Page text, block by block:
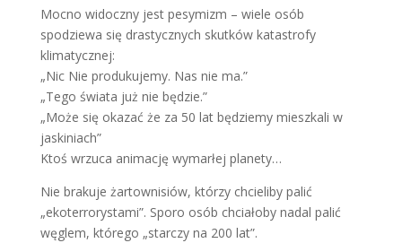
Mocno widoczny jest pesymizm – wiele osób
spodziewa się drastycznych skutków katastrofy
klimatycznej:
„Nic Nie produkujemy. Nas nie ma.”
„Tego świata już nie będzie.”
„Może się okazać że za 50 lat będziemy mieszkali w
jaskiniach”
Ktoś wrzuca animację wymarłej planety…
Nie brakuje żartownisiów, którzy chcieliby palić
„ekoterrorystami”. Sporo osób chciałoby nadal palić
węglem, którego „starczy na 200 lat”.